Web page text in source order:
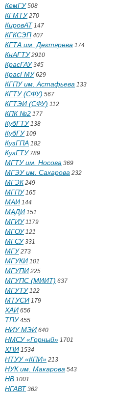
КемГУ508
КГМТУ270
КировАТ 147
КГКСЭП 407
КГТА им. Дегтярева 174
КнАГТУ2910
КрасГАУ345
КрасГМУ629
КГПУ им. Астафьева 133
КГТУ (СФУ) 567
КГТЭИ (СФУ) 112
КПК №2 177
КубГТУ138
КубГУ109
КузГПА 182
КузГТУ789
МГТУ им. Носова 369
МГЭУ им. Сахарова 232
МГЭК 249
МГПУ165
МАИ 144
МАДИ 151
МГИУ1179
МГОУ121
МГСУ331
МГУ273
МГУКИ 101
МГУПИ 225
МГУПС (МИИТ) 637
МГУТУ122
МТУСИ 179
ХАИ 656
ТПУ455
НИУ МЭИ 640
НМСУ «Горный» 1701
ХПИ 1534
НТУУ «КПИ» 213
НУК им. Макарова 543
НВ 1001
НГАВТ 362